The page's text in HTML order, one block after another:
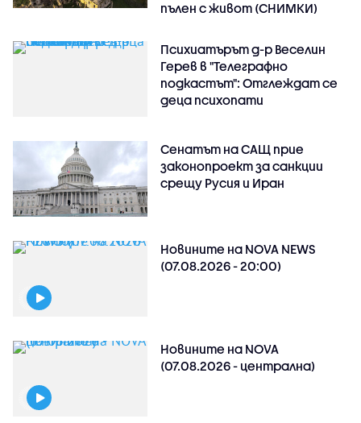
пълен с живот (СНИМКИ)
Психиатърът д-р Веселин
Герев в "Телеграфно
подкастът": Отглеждат се
деца психопати
Сенатът на САЩ прие
законопроект за санкции
срещу Русия и Иран
Новините на NOVA NEWS
(07.08.2026 - 20:00)
Новините на NOVA
(07.08.2026 - централна)